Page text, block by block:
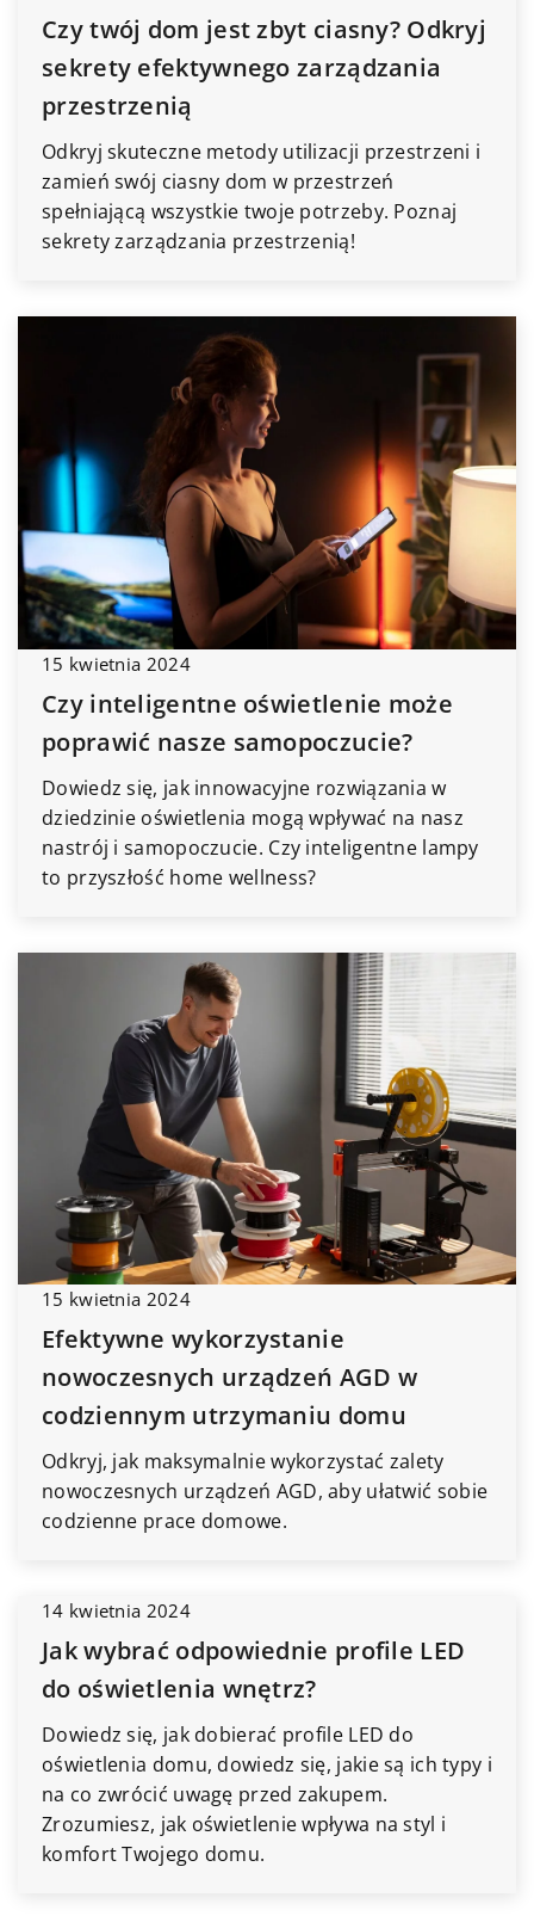
Czy twój dom jest zbyt ciasny? Odkryj
sekrety efektywnego zarządzania
przestrzenią
Odkryj skuteczne metody utilizacji przestrzeni i
zamień swój ciasny dom w przestrzeń
spełniającą wszystkie twoje potrzeby. Poznaj
sekrety zarządzania przestrzenią!
15 kwietnia 2024
Czy inteligentne oświetlenie może
poprawić nasze samopoczucie?
Dowiedz się, jak innowacyjne rozwiązania w
dziedzinie oświetlenia mogą wpływać na nasz
nastrój i samopoczucie. Czy inteligentne lampy
to przyszłość home wellness?
15 kwietnia 2024
Efektywne wykorzystanie
nowoczesnych urządzeń AGD w
codziennym utrzymaniu domu
Odkryj, jak maksymalnie wykorzystać zalety
nowoczesnych urządzeń AGD, aby ułatwić sobie
codzienne prace domowe.
14 kwietnia 2024
Jak wybrać odpowiednie profile LED
do oświetlenia wnętrz?
Dowiedz się, jak dobierać profile LED do
oświetlenia domu, dowiedz się, jakie są ich typy i
na co zwrócić uwagę przed zakupem.
Zrozumiesz, jak oświetlenie wpływa na styl i
komfort Twojego domu.